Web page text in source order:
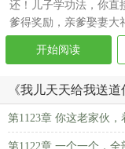
还！儿子学功法，你直
爹得奖励，亲爹娶妻大
开始阅读
《我儿天天给我送
第1123章 你这老家伙
第1122章 一个一个，全